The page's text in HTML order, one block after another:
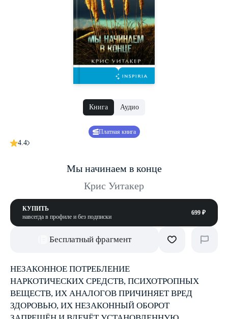
Книга Аудио
Платная книга
4.4
Мы начинаем в конце
Крис Уитакер
КУПИТЬ
навсегда в профиле и без подписки
699 ₽
Бесплатный фрагмент
НЕЗАКОННОЕ ПОТРЕБЛЕНИЕ
НАРКОТИЧЕСКИХ СРЕДСТВ, ПСИХОТРОПНЫХ
ВЕЩЕСТВ, ИХ АНАЛОГОВ ПРИЧИНЯЕТ ВРЕД
ЗДОРОВЬЮ, ИХ НЕЗАКОННЫЙ ОБОРОТ